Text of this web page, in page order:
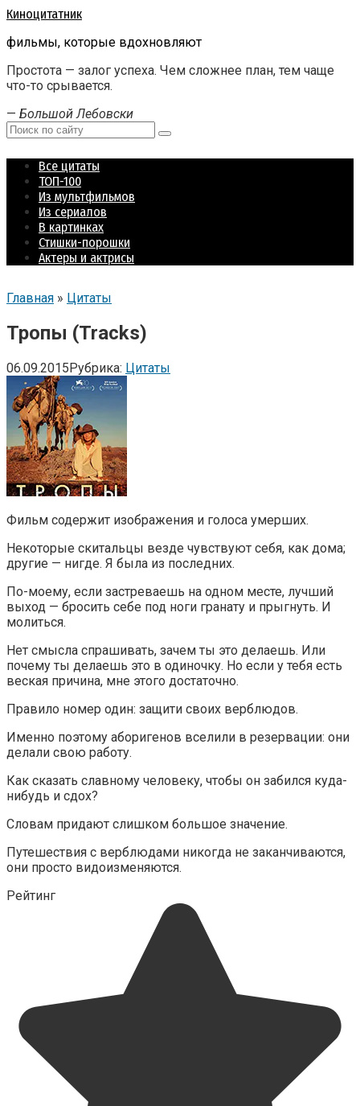
Перейти
контенту
Киноцитатник
фильмы, которые вдохновляют
Простота — залог успеха. Чем сложнее план, тем чаще
что-то срывается.
— Большой Лебовски
Поиск:
Все цитаты
ТОП-100
Из мультфильмов
Из сериалов
В картинках
Стишки-порошки
Актеры и актрисы
Главная » Цитаты
Тропы (Tracks)
06.09.2015Рубрика: Цитаты
Фильм содержит изображения и голоса умерших.
Некоторые скитальцы везде чувствуют себя, как дома;
другие — нигде. Я была из последних.
По-моему, если застреваешь на одном месте, лучший
выход — бросить себе под ноги гранату и прыгнуть. И
молиться.
Нет смысла спрашивать, зачем ты это делаешь. Или
почему ты делаешь это в одиночку. Но если у тебя есть
веская причина, мне этого достаточно.
Правило номер один: защити своих верблюдов.
Именно поэтому аборигенов вселили в резервации: они
делали свою работу.
Как сказать славному человеку, чтобы он забился куда-
нибудь и сдох?
Словам придают слишком большое значение.
Путешествия с верблюдами никогда не заканчиваются,
они просто видоизменяются.
Рейтинг